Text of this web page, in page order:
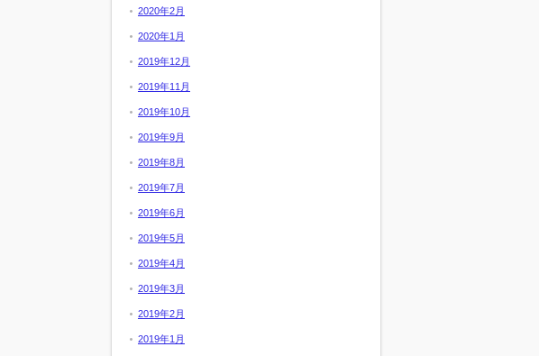
2020年2月
2020年1月
2019年12月
2019年11月
2019年10月
2019年9月
2019年8月
2019年7月
2019年6月
2019年5月
2019年4月
2019年3月
2019年2月
2019年1月